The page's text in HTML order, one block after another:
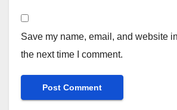
Save my name, email, and website
the next time I comment.